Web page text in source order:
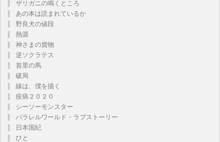
ザリガニの鳴くところ
あの本は読まれているか
野良犬の値段
熱源
神さまの貨物
逆ソクラテス
首里の馬
破局
線は、僕を描く
疫病２０２０
シーソーモンスター
パラレルワールド・ラブストーリー
日本国紀
ひと